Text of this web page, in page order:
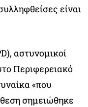
είναι
αστυνομικοί
Περιφερειακό
«που
σημειώθηκε